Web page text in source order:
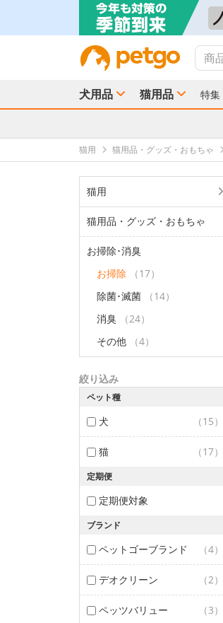
犬用品 猫用品 特集
猫用 猫用品・グッズ・おもちゃ
猫用
猫用品・グッズ・おもちゃ
お掃除･消臭
お掃除
（17）
除菌･滅菌
（14）
消臭
（24）
その他
（4）
絞り込み
ペット種
犬 （15）
猫 （17）
定期便
定期便対象
ブランド
ペットゴーブランド （4）
デオクリーン （2）
ペッツバリュー （3）